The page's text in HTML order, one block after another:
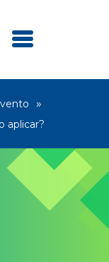
aplicar?